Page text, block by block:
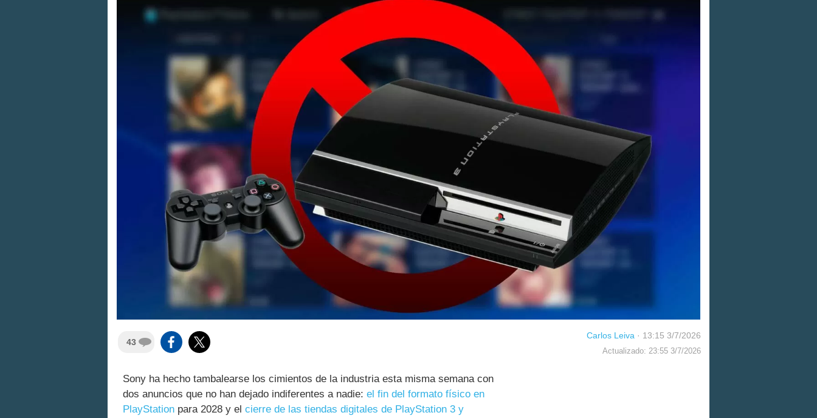
43
Carlos Leiva · 13:15 3/7/2026
Actualizado: 23:55 3/7/2026
Sony ha hecho tambalearse los cimientos de la industria esta misma semana con
dos anuncios que no han dejado indiferentes a nadie: el fin del formato físico en
PlayStation para 2028 y el cierre de las tiendas digitales de PlayStation 3 y